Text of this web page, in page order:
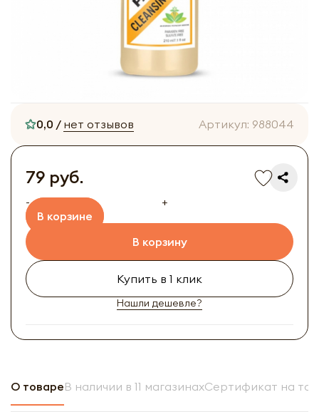
0,0 / нет отзывов Артикул: 988044
79 руб.
-
+
В корзине
В корзину
Купить в 1 клик
Нашли дешевле?
О товареВ наличии в 11 магазинахСертификат на